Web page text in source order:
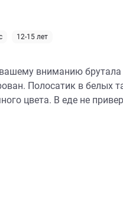
12-15 лет
вниманию брутала
Полосатик в белых
цвета. В еде не
Хорошо относится к